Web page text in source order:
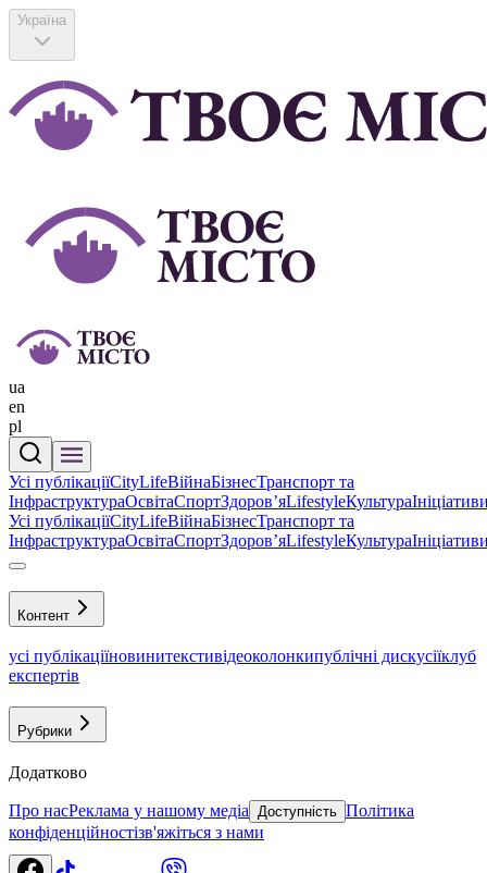
Україна
ua
en
pl
Усі публікаціїCityLifeВійнаБізнесТранспорт та
ІнфраструктураОсвітаСпортЗдоровʼяLifestyleКультура
Усі публікаціїCityLifeВійнаБізнесТранспорт та
ІнфраструктураОсвітаСпортЗдоровʼяLifestyleКультура
Контент
усі публікаціїновинитекстивідеоколонкипублічні дискусіїклуб
експертів
Рубрики
Додатково
Про насРеклама у нашому медіа Доступність Політика
конфіденційностізв'яжіться з нами